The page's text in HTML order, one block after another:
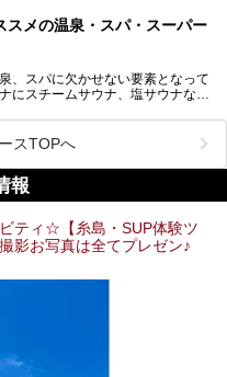
泉ライターである筆者が現地体
グルメ・その他施設まで、多彩な
ます！
スメの温泉・スパ・スーパー
、スパに欠かせない要素となって
にスチームサウナ、塩サウナな
心ゆくまで楽しむためのサービス
れます。
わった、福岡県内のオススメ温
したいと思います！
スTOPへ
報
ティ☆【糸島・SUP体験ツ
影お写真は全てプレゼン♪